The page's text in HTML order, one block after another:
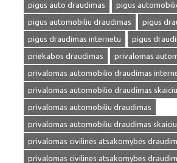
pigus auto draudimas
pigus
pigus automobiliu draudimas
pigus
pigus draudimas internetu
pigus
priekabos draudimas
privalomas
privalomas automobilio draudimas
privalomas automobilio draudimas
privalomas automobiliu draudimas
privalomas automobiliu draudimas
privalomas civilinės atsakomybės
privalomas civilines atsakomybes